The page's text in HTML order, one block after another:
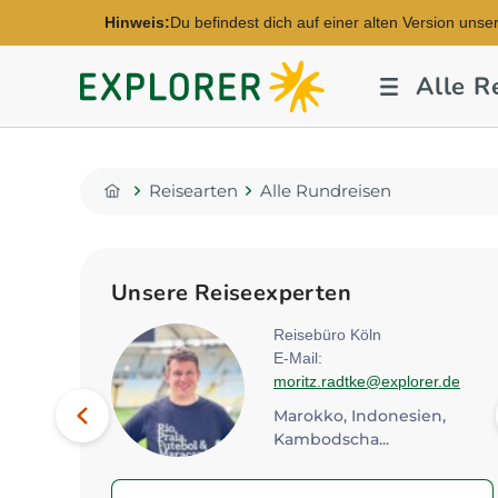
Hinweis:Du befindest dich auf einer alten Version
Explorer
Fernreisen
Alle
Home
Reisearten Alle Rundreisen
Unsere Reiseexperten
Reisebüro Köln
E-Mail:
moritz.radtke@explorer.de
Marokko, Indonesien,
Kambodscha...